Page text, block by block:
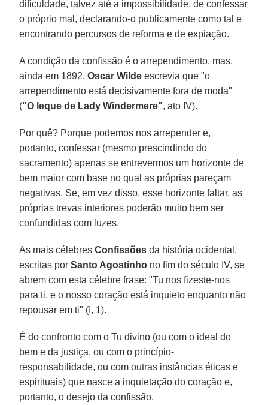
dificuldade, talvez até a impossibilidade, de confessar
o próprio mal, declarando-o publicamente como tal e
encontrando percursos de reforma e de expiação.
A condição da confissão é o arrependimento, mas,
ainda em 1892,Oscar Wilde escrevia que "o
arrependimento está decisivamente fora de moda"
("O leque de Lady Windermere", ato IV).
Por quê? Porque podemos nos arrepender e,
portanto, confessar (mesmo prescindindo do
sacramento) apenas se entrevermos um horizonte de
bem maior com base no qual as próprias pareçam
negativas. Se, em vez disso, esse horizonte faltar, as
próprias trevas interiores poderão muito bem ser
confundidas com luzes.
As mais célebresConfissões da história ocidental,
escritas porSanto Agostinho no fim do século IV, se
abrem com esta célebre frase: "Tu nos fizeste-nos
para ti, e o nosso coração está inquieto enquanto não
repousar em ti" (I, 1).
É do confronto com o Tu divino (ou com o ideal do
bem e da justiça, ou com o princípio-
responsabilidade, ou com outras instâncias éticas e
espirituais) que nasce a inquietação do coração e,
portanto, o desejo da confissão.